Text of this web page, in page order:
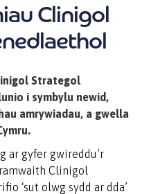
Clinigol
Strategol
i symbylu newid,
amrywiadau, a gwella
ar gyfer gwireddu’r
Clinigol
‘sut olwg sydd ar dda’